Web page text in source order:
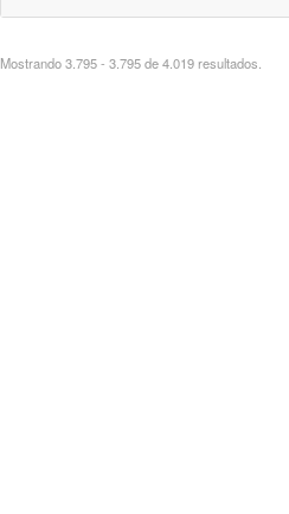
Mostrando 3.795 - 3.795 de 4.019 resultados.